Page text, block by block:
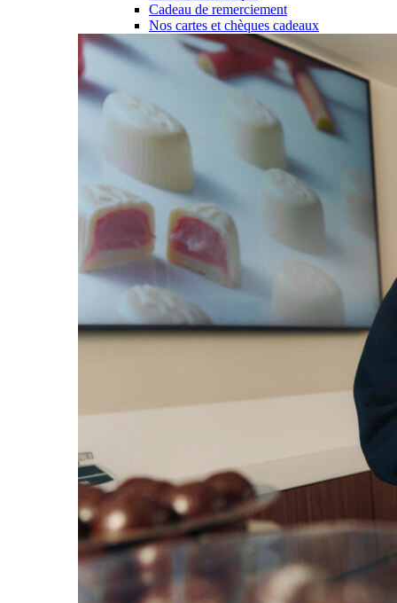
Cadeau de remerciement
Nos cartes et chèques cadeaux